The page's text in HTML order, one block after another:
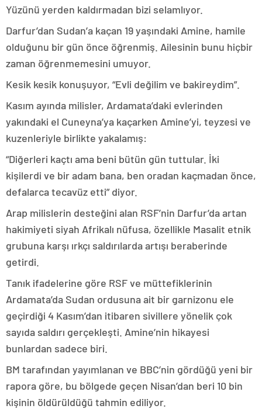
Yüzünü yerden kaldırmadan bizi selamlıyor.
Darfur’dan Sudan’a kaçan 19 yaşındaki Amine, hamile
olduğunu bir gün önce öğrenmiş. Ailesinin bunu hiçbir
zaman öğrenmemesini umuyor.
Kesik kesik konuşuyor, “Evli değilim ve bakireydim”.
Kasım ayında milisler, Ardamata’daki evlerinden
yakındaki el Cuneyna’ya kaçarken Amine’yi, teyzesi ve
kuzenleriyle birlikte yakalamış:
“Diğerleri kaçtı ama beni bütün gün tuttular. İki
kişilerdi ve bir adam bana, ben oradan kaçmadan önce,
defalarca tecavüz etti” diyor.
Arap milislerin desteğini alan RSF’nin Darfur’da artan
hakimiyeti siyah Afrikalı nüfusa, özellikle Masalit etnik
grubuna karşı ırkçı saldırılarda artışı beraberinde
getirdi.
Tanık ifadelerine göre RSF ve müttefiklerinin
Ardamata’da Sudan ordusuna ait bir garnizonu ele
geçirdiği 4 Kasım’dan itibaren sivillere yönelik çok
sayıda saldırı gerçekleşti. Amine’nin hikayesi
bunlardan sadece biri.
BM tarafından yayımlanan ve BBC’nin gördüğü yeni bir
rapora göre, bu bölgede geçen Nisan’dan beri 10 bin
kişinin öldürüldüğü tahmin ediliyor.